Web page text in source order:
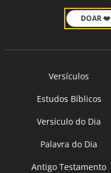
DOAR ❤️
Versículos
Estudos Bíblicos
Versículo do Dia
Palavra do Dia
Antigo Testamento